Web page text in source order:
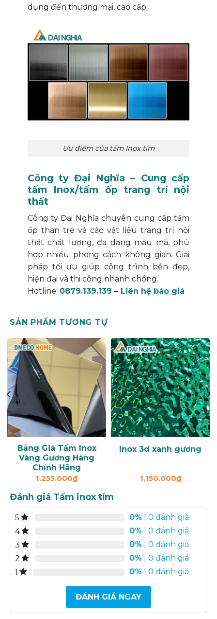
dụng đến thương mại, cao cấp.
Ưu điểm của tấm Inox tím
Công ty Đại Nghĩa – Cung cấp
tấm Inox/tấm ốp trang trínội
thất
Công ty Đại Nghĩa chuyên cung cấp tấm
ốp than tre và các vật liệu trang trí nội
thất chất lượng, đa dạng mẫu mã, phù
hợp nhiều phong cách không gian. Giải
pháp tối ưu giúp công trình bền đẹp,
hiện đại và thi công nhanh chóng.
Hotline: 0879.139.139 – Liên hệ báo giá
SẢN PHẨM TƯƠNG TỰ
Bảng Giá Tấm Inox
Vàng Gương Hàng
Chính Hãng
1.255.000₫
Inox 3d xanh gương
1.150.000₫
Đánh giá Tấm inox tím
5 0% | 0 đánh giá
4
0% | 0 đánh giá
3
0% | 0 đánh giá
2
0% | 0 đánh giá
1
0% | 0 đánh giá
ĐÁNH GIÁ NGAY